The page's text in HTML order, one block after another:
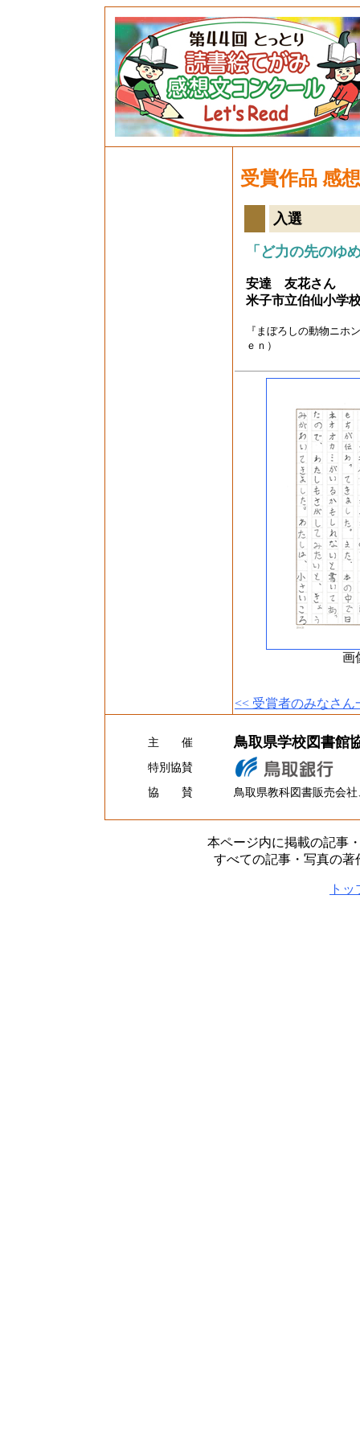
受賞作品 感
入選
「ど力の先のゆ
安達 友花さん
米子市立伯仙小学
『まぼろしの動物ニ
ｅｎ）
画
<< 受賞者のみなさん
主 催 鳥取県学校図書館
特別協賛
協 賛
鳥取県教科図書販売会
本ページ内に掲載の記事
すべての記事・写真の
ト